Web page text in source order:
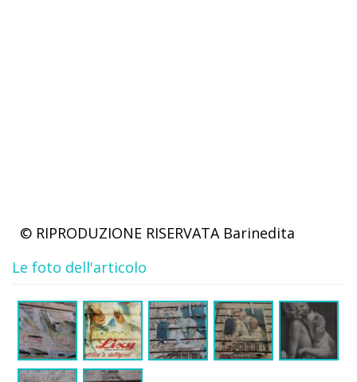
© RIPRODUZIONE RISERVATA Barinedita
Le foto dell'articolo